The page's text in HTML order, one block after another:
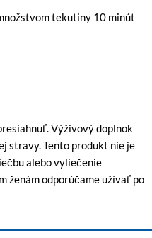
tekutiny 10 minút
Výživový doplnok
stravy. Tento produkt nie je
alebo vyliečenie
ženám odporúčame užívať po